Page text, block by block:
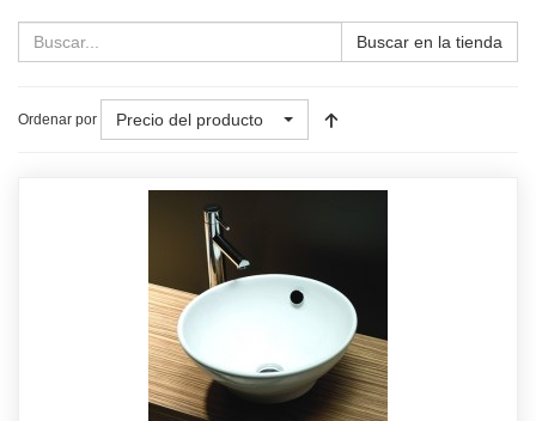
Buscar en la tienda
Ordenar por Precio del producto